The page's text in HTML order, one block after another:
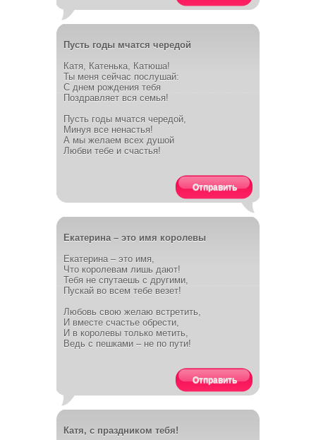
Пусть годы мчатся чередой
Катя, Катенька, Катюша!
Ты меня сейчас послушай:
С днем рождения тебя
Поздравляет вся семья!
Пусть годы мчатся чередой,
Минуя все ненастья!
А мы желаем всех душой
Любви тебе и счастья!
Отправить
Екатерина – это имя королевы
Екатерина – это имя,
Что королевам лишь дают!
Тебя не спутаешь с другими,
Пускай во всем тебе везет!
Любовь свою желаю встретить,
И вместе счастье обрести,
И в королевы только метить,
Ведь с пешками – не по пути!
Отправить
Катя, с праздником тебя!